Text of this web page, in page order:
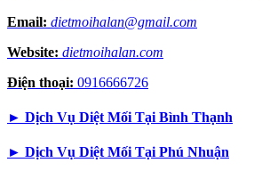
Email: dietmoihalan@gmail.com
Website: dietmoihalan.com
Điện thoại: 0916666726
► Dịch Vụ Diệt Mối Tại Bình Thạnh
► Dịch Vụ Diệt Mối Tại Phú Nhuận